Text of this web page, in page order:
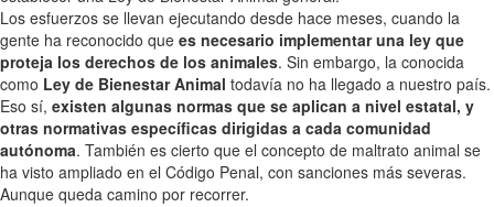
Los esfuerzos se llevan ejecutando desde hace meses, cuando la
gente ha reconocido que es necesario implementar una ley que
proteja los derechos de los animales. Sin embargo, la conocida
como Ley de Bienestar Animal todavía no ha llegado a nuestro país.
Eso sí, existen algunas normas que se aplican a nivel estatal, y
otras normativas específicas dirigidas a cada comunidad
autónoma. También es cierto que el concepto de maltrato animal se
ha visto ampliado en el Código Penal, con sanciones más severas.
Aunque queda camino por recorrer.